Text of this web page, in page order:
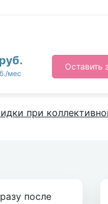
мес
Оставить
при
после